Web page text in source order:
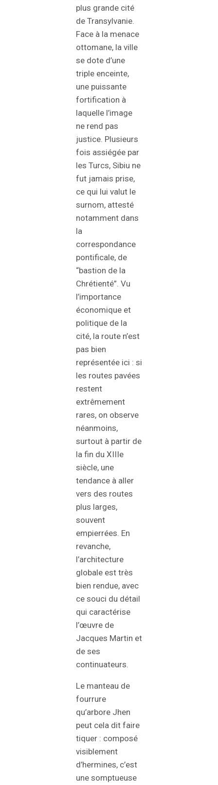
plus grande cité
de Transylvanie.
Face à la menace
ottomane, la ville
se dote d’une
triple enceinte,
une puissante
fortification à
laquelle l’image
ne rend pas
justice. Plusieurs
fois assiégée par
les Turcs, Sibiu ne
fut jamais prise,
ce qui lui valut le
surnom, attesté
notamment dans
la
correspondance
pontificale, de
“bastion de la
Chrétienté”. Vu
l’importance
économique et
politique de la
cité, la route n’est
pas bien
représentée ici : si
les routes pavées
restent
extrêmement
rares, on observe
néanmoins,
surtout à partir de
la fin du XIIIe
siècle, une
tendance à aller
vers des routes
plus larges,
souvent
empierrées. En
revanche,
l’architecture
globale est très
bien rendue, avec
ce souci du détail
qui caractérise
l’œuvre de
Jacques Martin et
de ses
continuateurs.
Le manteau de
fourrure
qu’arbore Jhen
peut cela dit faire
tiquer : composé
visiblement
d’hermines, c’est
une somptueuse